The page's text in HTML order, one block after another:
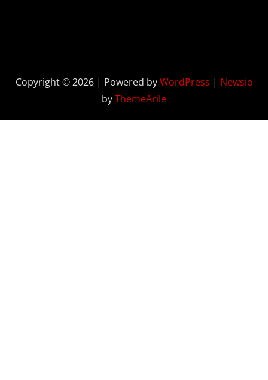
Copyright © 2026 | Powered byWordPress | Newsio
byThemeArile